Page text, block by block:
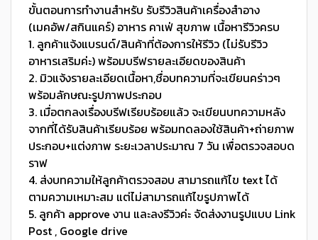
ขั้นตอนการทำงานสำหรับ รับรีวิวสินค้าเครื่องสำอาง
(เมคอัพ/สกินแคร์) อาหาร คาเฟ่ สุขภาพ เนื้อหารีวิวครบ
1. ลูกค้าแจ้งแบรนด์/สินค้าที่ต้องการให้รีวิว (ไม่รับรีวิว
อาหารเสริมค่ะ) พร้อมบรีฟรายละเอียดของสินค้า
2. มิวแจ้งรายละเอียดเนื้อหา,ชื่อบทความที่จะเขียนคร่าวๆ
พร้อมลักษณะรูปภาพประกอบ
3. เมื่อตกลงเรื่องบรีฟเรียบร้อยแล้ว จะเขียนบทความหลัง
จากที่ได้รับสินค้าเรียบร้อย พร้อมทดลองใช้สินค้า+ถ่ายภาพ
ประกอบ+แต่งภาพ ระยะเวลาประมาณ 7 วัน เพื่อตรวจสอบด
ราฟ
4. ส่งบทความให้ลูกค้าตรวจสอบ สามารถแก้ไข text ได้
ตามความเหมาะสม แต่ไม่สามารถแก้ไขรูปภาพได้
5. ลูกค้า approve งาน และลงรีวิวค่ะ จัดส่งงานรูปแบบ Link
Post , Google drive